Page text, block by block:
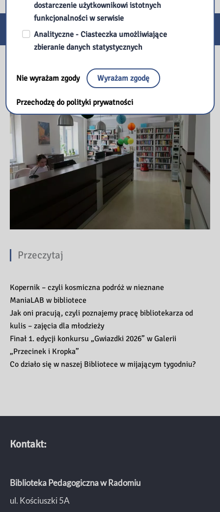
E-usługi
Przeczytaj
Kopernik – czyli kosmiczna podróż w nieznane
ManiaLAB w bibliotece
Jak oni pracują, czyli poznajemy pracę bibliotekarza od
kulis – zajęcia dla młodzieży
Finał 1. edycji konkursu „Gwiazdki 2026” w Galerii
„Przecinek i Kropka”
Co działo się w naszej Bibliotece w mijającym tygodniu?
Kontakt:
Biblioteka Pedagogiczna w Radomiu
ul. Kościuszki 5A
dostarczenie użytkownikowi istotnych
funkcjonalności w serwisie
Analityczne - Ciasteczka umożliwiające
zbieranie danych statystycznych
Nie wyrażam zgody Wyrażam zgodę
Przechodzę do polityki prywatności